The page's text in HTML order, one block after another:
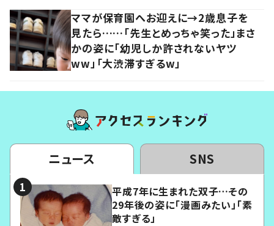
ママが保育園へお迎えに→2歳息子を
見たら……「先生とめっちゃ笑った」まさ
かの姿に「幼児しか許されないヤツ
ww」「大渋滞すぎるw」
ニュース SNS
平成7年に生まれた双子…その
29年後の姿に「漫画みたい」「素
敵すぎる」